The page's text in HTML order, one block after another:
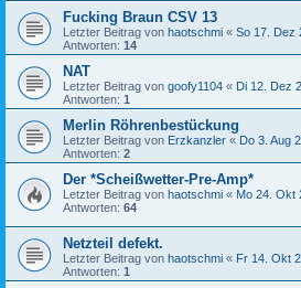
Fucking Braun CSV 13
Letzter Beitrag von haotschmi « So 17. Dez
Antworten: 14
NAT
Letzter Beitrag von goofy1104 « Di 12. Dez
Antworten: 1
Merlin Röhrenbestückung
Letzter Beitrag von Erzkanzler « Do 3. Aug
Antworten: 2
Der *Scheißwetter-Pre-Amp*
Letzter Beitrag von haotschmi « Mo 24. Okt
Antworten: 64
Netzteil defekt.
Letzter Beitrag von haotschmi « Fr 14. Okt
Antworten: 1